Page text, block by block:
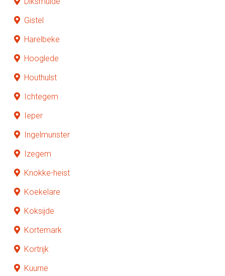
Gistel
Harelbeke
Hooglede
Houthulst
Ichtegem
Ieper
Ingelmunster
Izegem
Knokke-heist
Koekelare
Koksijde
Kortemark
Kortrijk
Kuurne